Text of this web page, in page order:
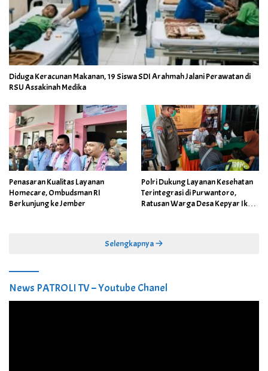
Diduga Keracunan Makanan, 19 Siswa SDI Arahmah Jalani Perawatan di
RSU Assakinah Medika
Penasaran Kualitas Layanan
Homecare, Ombudsman RI
Berkunjung ke Jember
Polri Dukung Layanan Kesehatan
Terintegrasi di Purwantoro,
Ratusan Warga Desa Kepyar Ikuti
Selengkapnya
News PATROLI TV – Youtube Chanel